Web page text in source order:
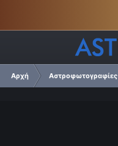
Αρχή Αστροφωτογραφίες